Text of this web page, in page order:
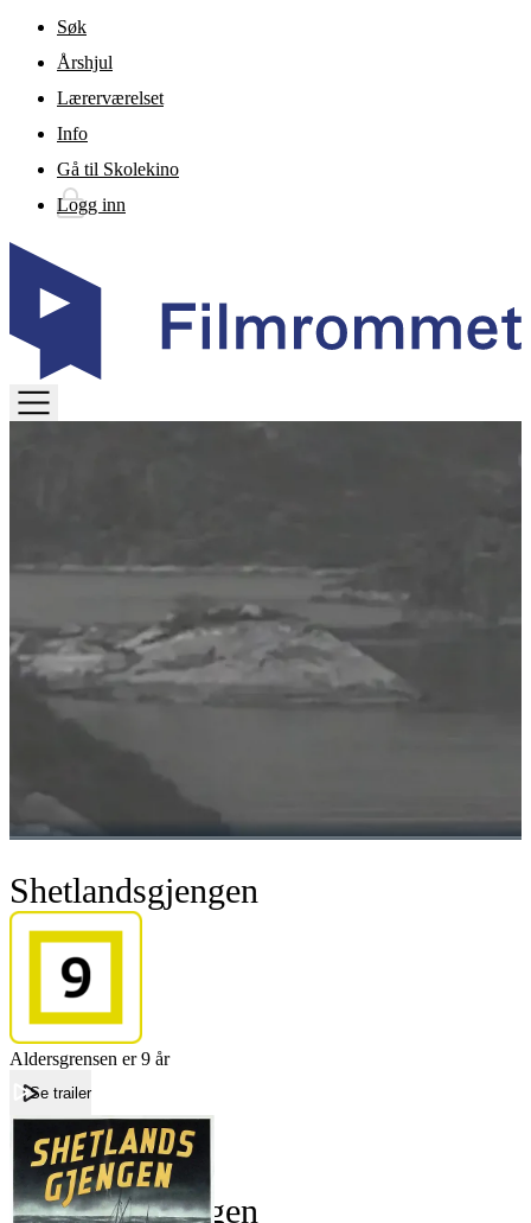
Gå til hovedinnhold
Søk
Årshjul
Lærerværelset
Info
Gå til Skolekino
Logg inn
Shetlandsgjengen
Aldersgrensen er 9 år
Se trailer
ForsideShetlandsgjengen
Shetlandsgjengen